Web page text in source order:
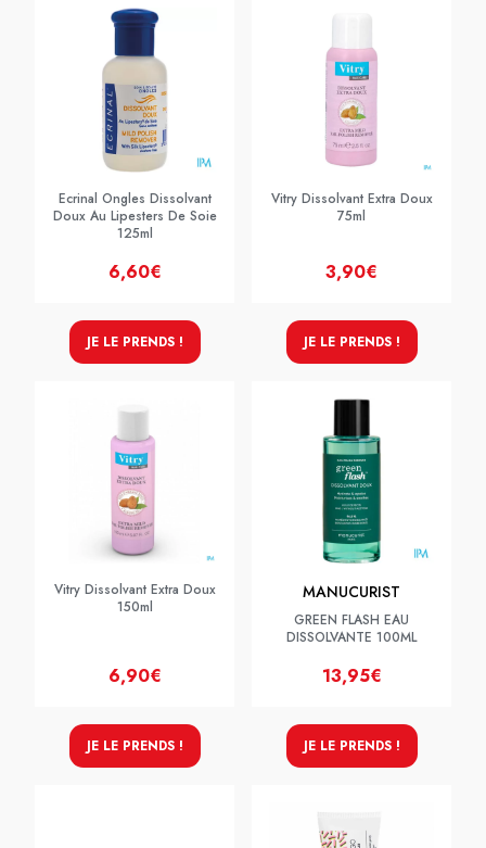
Ecrinal Ongles Dissolvant
Doux Au Lipesters De Soie
125ml
6,60€
JE LE PRENDS !
Vitry Dissolvant Extra Doux
75ml
3,90€
JE LE PRENDS !
Vitry Dissolvant Extra Doux
150ml
6,90€
JE LE PRENDS !
MANUCURIST
GREEN FLASH EAU
DISSOLVANTE 100ML
13,95€
JE LE PRENDS !